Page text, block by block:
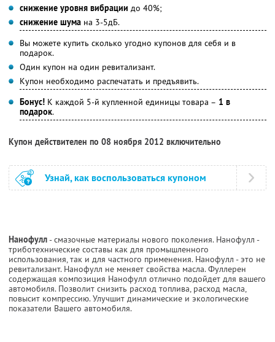
снижение уровня вибрации до 40%;
снижение шума на 3-5дБ.
Вы можете купить сколько угодно купонов для себя и в
подарок.
Один купон на один ревитализант.
Купон необходимо распечатать и предъявить.
Бонус! К каждой 5-й купленной единицы товара – 1 в
подарок.
Купон действителен по 08 ноября 2012 включительно
Узнай, как воспользоваться купоном
Нанофулл- смазочные материалы нового поколения. Нанофулл -
триботехнические составы как для промышленного
использования, так и для частного применения. Нанофулл - это не
ревитализант. Нанофулл не меняет свойства масла. Фуллерен
содержащая композиция Нанофулл отлично подойдет для вашего
автомобиля. Позволит снизить расход топлива, расход масла,
повысит компрессию. Улучшит динамические и экологические
показатели Вашего автомобиля.